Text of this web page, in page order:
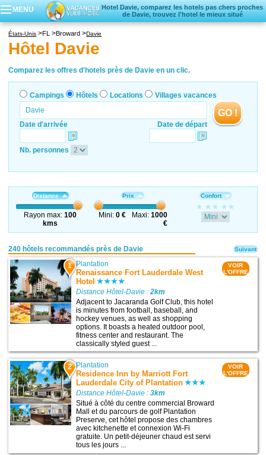
MENU
Hotel Davie, comparez les hotels pas chers proches
de Davie, trouvez l'hotel le mieux situé
Locations vacances
Villages vacances
États-Unis FL Broward Davie
Hôtel Davie
Comparez les offres d'hotels près de Davie en un clic.
Campings Hôtels Locations Villages vacances
Date d'arrivée Date de départ
GO !
Nb. personnes
Distance
Rayon max:100
kms
Prix
Mini: 0 € Maxi:1000
€
Confort
240 hôtels recommandés près de Davie
1 Plantation
Renaissance Fort Lauderdale West
Hotel
Distance Hôtel-Davie :2km
Adjacent to Jacaranda Golf Club, this hotel
is minutes from football, baseball, and
hockey venues, as well as shopping
options. It boasts a heated outdoor pool,
fitness center and restaurant. The
classically styled guest ...
VOIR
L'OFFRE
2 Plantation
Residence Inn by Marriott Fort
Lauderdale City of Plantation
Distance Hôtel-Davie :3km
Situé à côté du centre commercial Broward
Mall et du parcours de golf Plantation
Preserve, cet hôtel propose des chambres
avec kitchenette et connexion Wi-Fi
gratuite. Un petit-déjeuner chaud est servi
tous les jours ...
VOIR
L'OFFRE
Suivant